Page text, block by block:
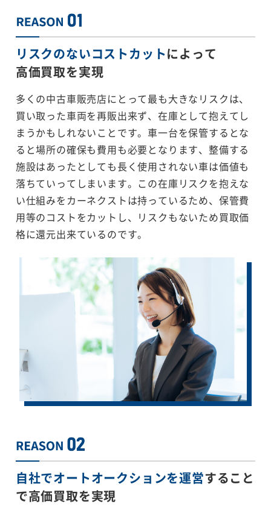
リスクのないコストカットによって
高価買取を実現
多くの中古車販売店にとって最も大きなリスクは、
買い取った車両を再販出来ず、在庫として抱えてし
まうかもしれないことです。車一台を保管するとな
ると場所の確保も費用も必要となります、整備する
施設はあったとしても長く使用されない車は価値も
落ちていってしまいます。この在庫リスクを抱えな
い仕組みをカーネクストは持っているため、保管費
用等のコストをカットし、リスクもないため買取価
格に還元出来ているのです。
自社でオートオークションを運営すること
で高価買取を実現